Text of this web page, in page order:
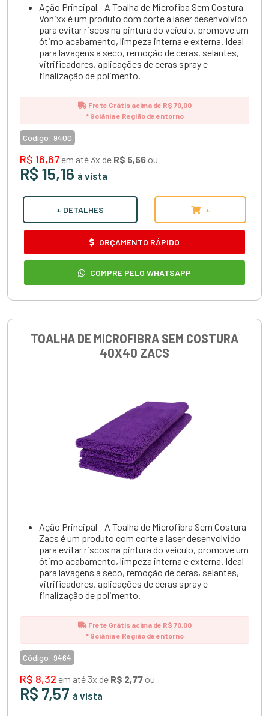
Ação Principal - A Toalha de Microfiba Sem Costura
Vonixx é um produto com corte a laser desenvolvido
para evitar riscos na pintura do veículo, promove um
ótimo acabamento, limpeza interna e externa. Ideal
para lavagens a seco, remoção de ceras, selantes,
vitrificadores, aplicações de ceras spray e
finalização de polimento.
Frete Grátis acima de R$ 70,00
* Goiânia e Região de entorno
Código: 9400
R$ 16,67em até 3x de R$ 5,56 ou
R$ 15,16 à vista
+ DETALHES +
ORÇAMENTO RÁPIDO
COMPRE PELO WHATSAPP
TOALHA DE MICROFIBRA SEM COSTURA
40X40 ZACS
Ação Principal - A Toalha de Microfibra Sem Costura
Zacs é um produto com corte a laser desenvolvido
para evitar riscos na pintura do veículo, promove um
ótimo acabamento, limpeza interna e externa. Ideal
para lavagens a seco, remoção de ceras, selantes,
vitrificadores, aplicações de ceras spray e
finalização de polimento.
Frete Grátis acima de R$ 70,00
* Goiânia e Região de entorno
Código: 9464
R$ 8,32 em até 3x de R$ 2,77 ou
R$ 7,57 à vista